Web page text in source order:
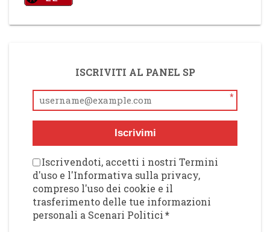
ISCRIVITI AL PANEL SP
*
Iscrivimi
Iscrivendoti, accetti i nostri Termini
d'uso e l'Informativa sulla privacy,
compreso l'uso dei cookie e il
trasferimento delle tue informazioni
personali a Scenari Politici*